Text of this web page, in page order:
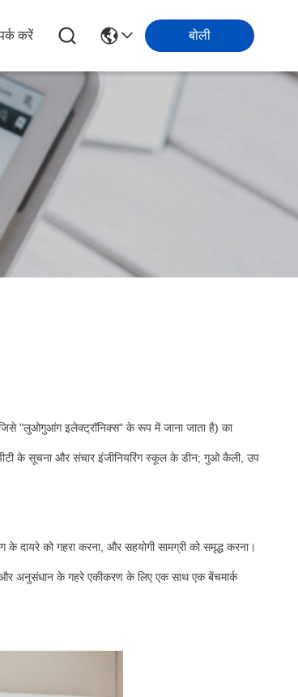
करें बोली
(जिसे "लुओगुआंग इलेक्ट्रॉनिक्स" के रूप में जाना जाता है) का
के सूचना और संचार इंजीनियरिंग स्कूल के डीन; गुओ कैली, उप
दायरे को गहरा करना, और सहयोगी सामग्री को समृद्ध करना।
और अनुसंधान के गहरे एकीकरण के लिए एक साथ एक बेंचमार्क